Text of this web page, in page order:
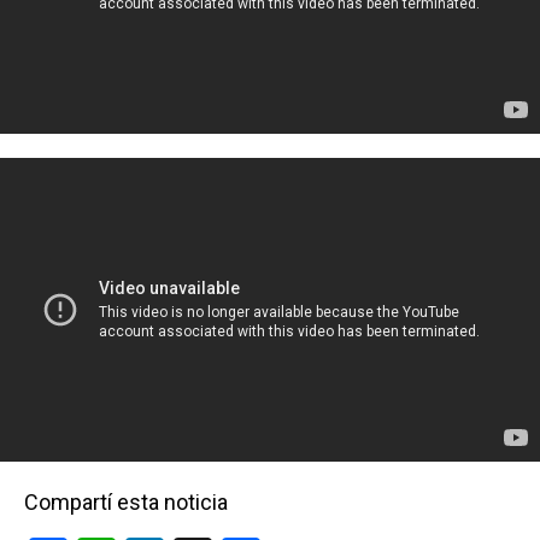
Compartí esta noticia